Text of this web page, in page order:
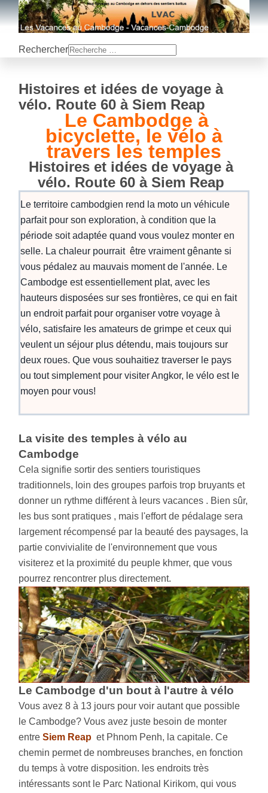
Rechercher
Histoires et idées de voyage à
vélo. Route 60 à Siem Reap
Le Cambodge à
bicyclette, le vélo à
travers les temples
Histoires et idées de voyage à
vélo. Route 60 à Siem Reap
Le territoire cambodgien rend la moto un véhicule
parfait pour son exploration, à condition que la
période soit adaptée quand vous voulez monter en
selle. La chaleur pourrait être vraiment gênante si
vous pédalez au mauvais moment de l'année. Le
Cambodge est essentiellement plat, avec les
hauteurs disposées sur ses frontières, ce qui en fait
un endroit parfait pour organiser votre voyage à
vélo, satisfaire les amateurs de grimpe et ceux qui
veulent un séjour plus détendu, mais toujours sur
deux roues. Que vous souhaitiez traverser le pays
ou tout simplement pour visiter Angkor, le vélo est le
moyen pour vous!
La visite des temples à vélo au
Cambodge
Cela signifie sortir des sentiers touristiques
traditionnels, loin des groupes parfois trop bruyants et
donner un rythme différent à leurs vacances . Bien sûr,
les bus sont pratiques , mais l'effort de pédalage sera
largement récompensé par la beauté des paysages, la
partie convivialite de l'environnement que vous
visiterez et la proximité du peuple khmer, que vous
pourrez rencontrer plus directement.
Le Cambodge d'un bout à l'autre à vélo
Vous avez 8 à 13 jours pour voir autant que possible
le Cambodge? Vous avez juste besoin de monter
entreSiem Reap et Phnom Penh, la capitale. Ce
chemin permet de nombreuses branches, en fonction
du temps à votre disposition. les endroits très
intéressants sont le Parc National Kirikom, qui vous